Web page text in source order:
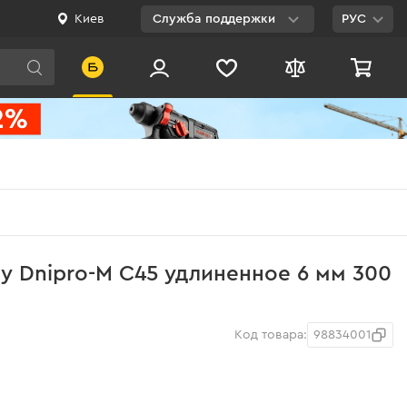
Киев Служба поддержки РУС
Dnipro-M С45 удлиненное 6 мм 300
Код товара: 98834001